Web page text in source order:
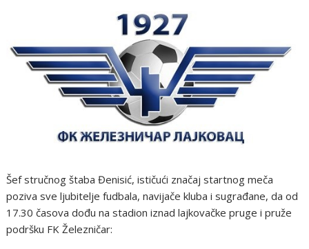
Šef stručnog štaba Đenisić, ističući značaj startnog meča
poziva sve ljubitelje fudbala, navijače kluba i sugrađane, da od
17.30 časova dođu na stadion iznad lajkovačke pruge i pruže
podršku FK Železničar: